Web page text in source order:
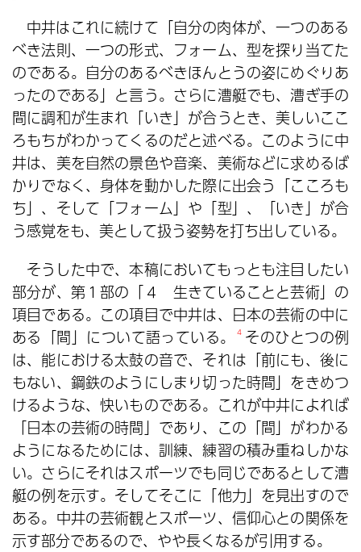
中井はこれに続けて「自分の肉体が、一つのある
べき法則、一つの形式、フォーム、型を探り当てた
のである。自分のあるべきほんとうの姿にめぐりあ
ったのである」と言う。さらに漕艇でも、漕ぎ手の
間に調和が生まれ「いき」が合うとき、美しいここ
ろもちがわかってくるのだと述べる。このように中
井は、美を自然の景色や音楽、美術などに求めるば
かりでなく、身体を動かした際に出会う「こころも
ち」、そして「フォーム」や「型」、「いき」が合
う感覚をも、美として扱う姿勢を打ち出している。
そうした中で、本稿においてもっとも注目したい
部分が、第１部の「４ 生きていることと芸術」の
項目である。この項目で中井は、日本の芸術の中に
ある「間」について語っている。
4 そのひとつの例
は、能における太鼓の音で、それは「前にも、後に
もない、鋼鉄のようにしまり切った時間」をきめつ
けるような、快いものである。これが中井によれば
「日本の芸術の時間」であり、この「間」がわかる
ようになるためには、訓練、練習の積み重ねしかな
い。さらにそれはスポーツでも同じであるとして漕
艇の例を示す。そしてそこに「他力」を見出すので
ある。中井の芸術観とスポーツ、信仰心との関係を
示す部分であるので、やや長くなるが引用する。